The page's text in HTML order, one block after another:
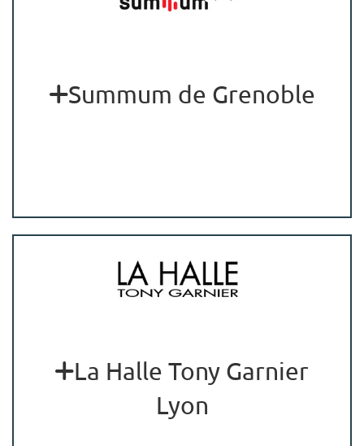
Summum de Grenoble
La Halle Tony Garnier
Lyon